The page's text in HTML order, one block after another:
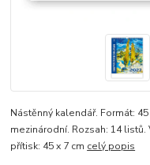
Nástěnný kalendář. Formát:
mezinárodní. Rozsah: 14
přítisk: 45 x 7 cm celý popis